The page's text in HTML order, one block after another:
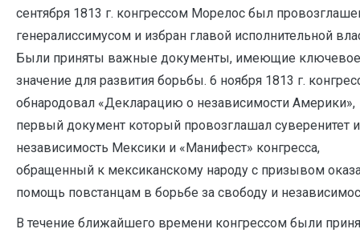
сентября 1813 г. конгрессом Морелос был
генералиссимусом и избран главой исполнительной
Были приняты важные документы, имеющие ключевое
значение для развития борьбы. 6 ноября 1813 г.
обнародовал «Декларацию о независимости Америки»,
первый документ который провозглашал суверенитет и
независимость Мексики и «Манифест» конгресса,
обращенный к мексиканскому народу с призывом
помощь повстанцам в борьбе за свободу и
В течение ближайшего времени конгрессом были